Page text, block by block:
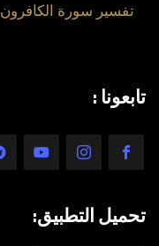
تفسير سورة الكافرون
تابعونا :
تحميل التطبيق: